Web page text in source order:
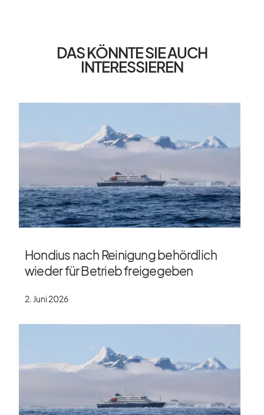
DAS KÖNNTE SIE AUCH
INTERESSIEREN
Hondius nach Reinigung behördlich
wieder für Betrieb freigegeben
2. Juni 2026